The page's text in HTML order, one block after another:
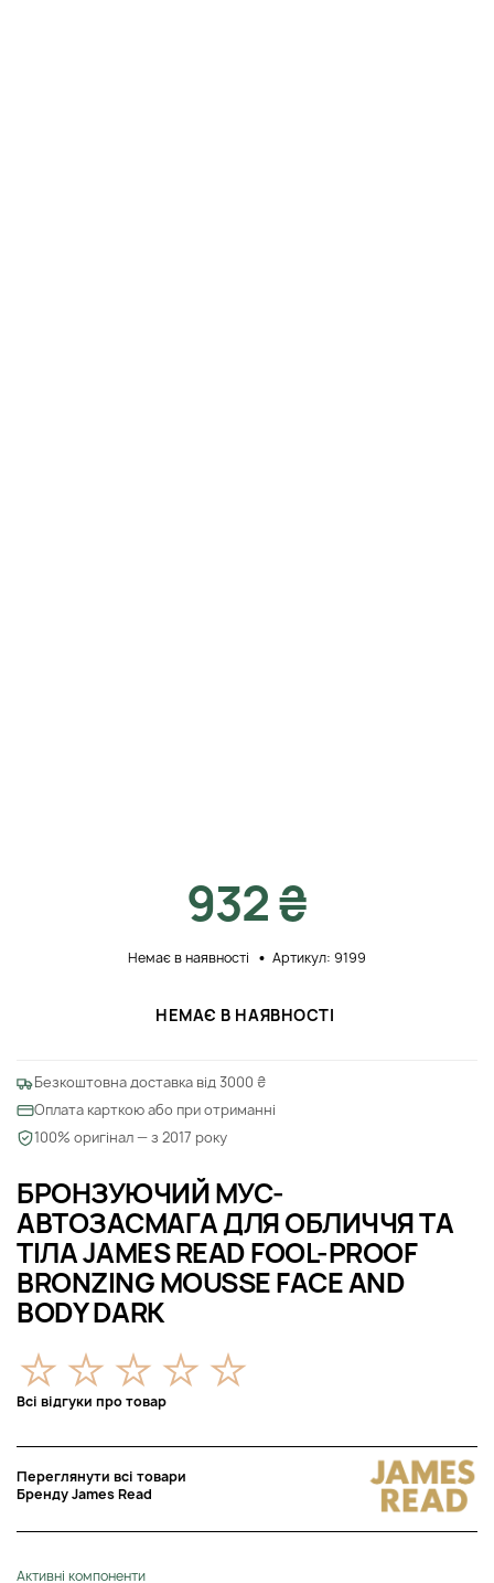
БРОНЗУЮЧИЙ МУС-
АВТОЗАСМАГА ДЛЯ ОБЛИЧЧЯ ТА
ТІЛА JAMES READ FOOL-PROOF
BRONZING MOUSSE FACE AND
BODY DARK
Всі відгуки про товар
Переглянути всі товари
Бренду James Read
Активні компоненти
932 ₴
Немає в наявності Артикул: 9199
НЕМАЄ В НАЯВНОСТІ
Безкоштовна доставка від 3000 ₴
Оплата карткою або при отриманні
100% оригінал — з 2017 року